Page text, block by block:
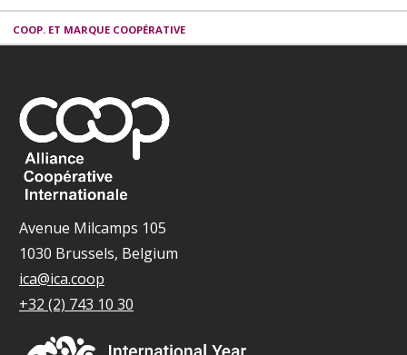
COOP. ET MARQUE COOPÉRATIVE
Avenue Milcamps 105
1030 Brussels, Belgium
ica@ica.coop
+32 (2) 743 10 30